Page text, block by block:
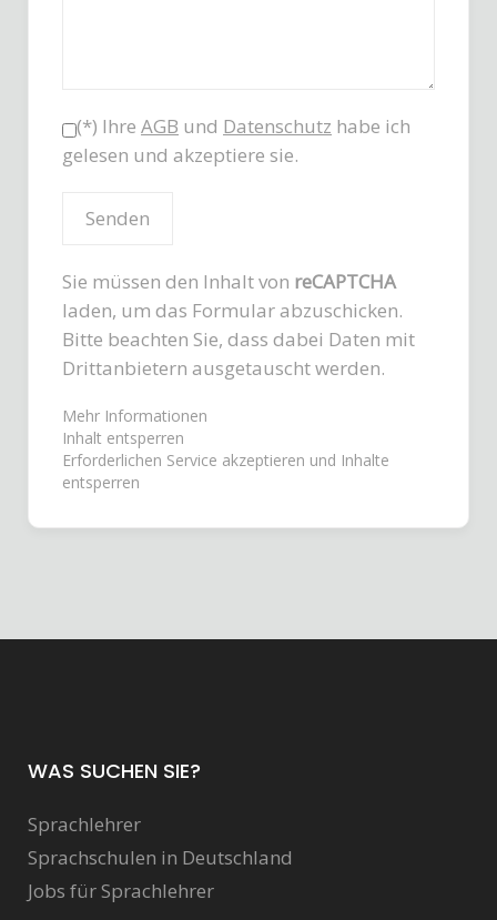
(*) Ihre AGB und Datenschutz habe ich
gelesen und akzeptiere sie.
Sie müssen den Inhalt von reCAPTCHA
laden, um das Formular abzuschicken.
Bitte beachten Sie, dass dabei Daten mit
Drittanbietern ausgetauscht werden.
Mehr Informationen
Inhalt entsperren
Erforderlichen Service akzeptieren und Inhalte
entsperren
WAS SUCHEN SIE?
Sprachlehrer
Sprachschulen in Deutschland
Jobs für Sprachlehrer